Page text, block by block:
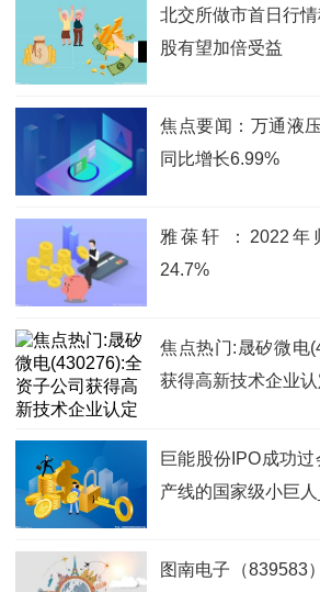
北交所做市首日行
股有望加倍受益
焦点要闻：万通液
同比增长6.99%
雅葆轩 ：2022年
24.7%
焦点热门:晟矽微电
获得高新技术企业认
巨能股份IPO成功
产线的国家级小巨
图南电子（839583